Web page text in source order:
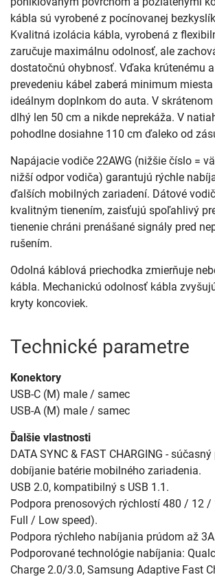
kábla sú vyrobené z pocínovanej
Kvalitná izolácia kábla, vyrobená z
zaručuje maximálnu odolnosť, ale
dostatočnú ohybnosť. Vďaka krútenému
prevedeniu kábel zaberá minimum
ideálnym doplnkom do auta. V skrátenom
dlhý len 50 cm a nikde neprekáža. V
pohodlne dosiahne 110 cm ďaleko od
Napájacie vodiče 22AWG (nižšie číslo =
nižší odpor vodiča) garantujú rýchle
ďalších mobilných zariadení. Dátové
kvalitným tienením, zaisťujú spoľahlivý
tienenie chráni prenášané signály pred
rušením.
Odolná káblová priechodka zmierňuje
kábla. Mechanickú odolnosť kábla
kryty koncoviek.
Technické parametre
Konektory
USB-C (M) male / samec
USB-A (M) male / samec
Ďalšie vlastnosti
DATA SYNC & FAST CHARGING -
dobíjanie batérie mobilného zariadenia.
USB 2.0, kompatibilný s USB 1.1.
Podpora prenosových rýchlostí 480 / 12
Full / Low speed).
Podpora rýchleho nabíjania prúdom až
Podporované technológie nabíjania:
Charge 2.0/3.0, Samsung Adaptive Fast